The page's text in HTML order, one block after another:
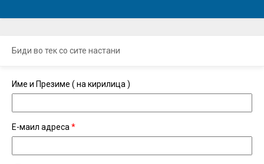
Биди во тек со сите настани
Име и Презиме ( на кирилица )
Е-маил адреса *